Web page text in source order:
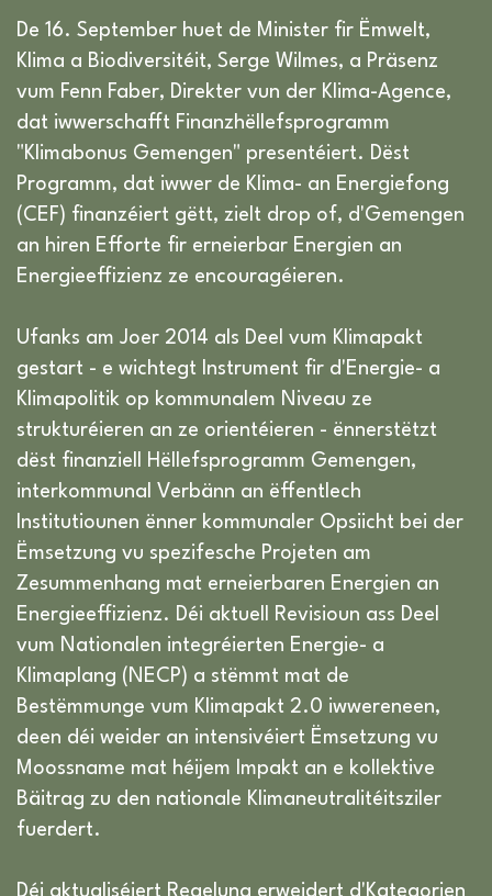
De 16. September huet de Minister fir Ëmwelt,
Klima a Biodiversitéit, Serge Wilmes, a Präsenz
vum Fenn Faber, Direkter vun der Klima-Agence,
dat iwwerschafft Finanzhëllefsprogramm
"Klimabonus Gemengen" presentéiert. Dëst
Programm, dat iwwer de Klima- an Energiefong
(CEF) finanzéiert gëtt, zielt drop of, d'Gemengen
an hiren Efforte fir erneierbar Energien an
Energieeffizienz ze encouragéieren.
Ufanks am Joer 2014 als Deel vum Klimapakt
gestart - e wichtegt Instrument fir d'Energie- a
Klimapolitik op kommunalem Niveau ze
strukturéieren an ze orientéieren - ënnerstëtzt
dëst finanziell Hëllefsprogramm Gemengen,
interkommunal Verbänn an ëffentlech
Institutiounen ënner kommunaler Opsiicht bei der
Ëmsetzung vu spezifesche Projeten am
Zesummenhang mat erneierbaren Energien an
Energieeffizienz. Déi aktuell Revisioun ass Deel
vum Nationalen integréierten Energie- a
Klimaplang (NECP) a stëmmt mat de
Bestëmmunge vum Klimapakt 2.0 iwwereneen,
deen déi weider an intensivéiert Ëmsetzung vu
Moossname mat héijem Impakt an e kollektive
Bäitrag zu den nationale Klimaneutralitéitsziler
fuerdert.
Déi aktualiséiert Regelung erweidert d'Kategorien